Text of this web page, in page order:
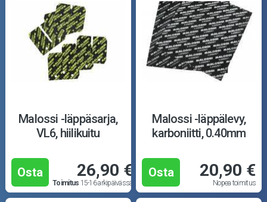
Malossi -läppäsarja,
VL6, hiilikuitu
Osta 26,90 €
Toimitus 15-16 arkipäivässä
Malossi -läppälevy,
karboniitti, 0.40mm
Osta 20,90 €
Nopea toimitus